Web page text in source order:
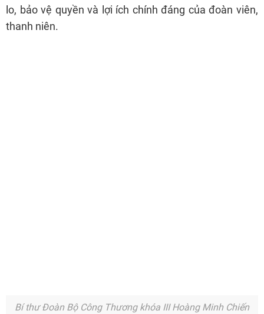
lo, bảo vệ quyền và lợi ích chính đáng của đoàn viên,
thanh niên.
Bí thư Đoàn Bộ Công Thương khóa III Hoàng Minh Chiến